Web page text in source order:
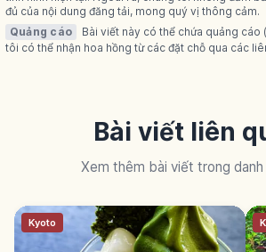
đủ của nội dung đăng tải, mong quý vị thông cảm.
Quảng cáo
Bài viết này có thể chứa quảng cáo
tôi có thể nhận hoa hồng từ các đặt chỗ qua các
Bài viết liên
Xem thêm bài viết trong danh
Kyoto